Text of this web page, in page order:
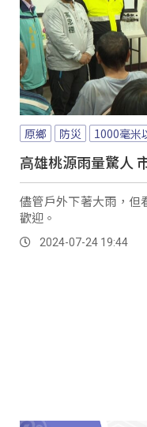
原鄉 防災 1000毫米
高雄桃源雨量驚人
儘管戶外下著大雨，但
歡迎。
2024-07-24 19:44